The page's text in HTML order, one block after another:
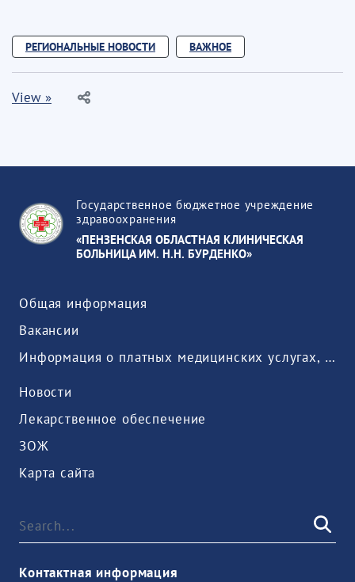
РЕГИОНАЛЬНЫЕ НОВОСТИ ВАЖНОЕ
View »
Государственное бюджетное учреждение
здравоохранения
«ПЕНЗЕНСКАЯ ОБЛАСТНАЯ КЛИНИЧЕСКАЯ
БОЛЬНИЦА ИМ. Н.Н. БУРДЕНКО»
Общая информация
Вакансии
Информация о платных медицинских услугах, предоставляемых медицинской организацией
Новости
Лекарственное обеспечение
ЗОЖ
Карта сайта
Контактная информация